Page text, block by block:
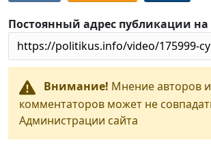
Постоянный адрес публикации
Внимание! Мнение авторов и
комментаторов может не
Администрации сайта